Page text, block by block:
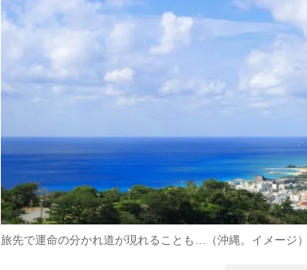
旅先で運命の分かれ道が現れることも…（沖縄。イメージ）